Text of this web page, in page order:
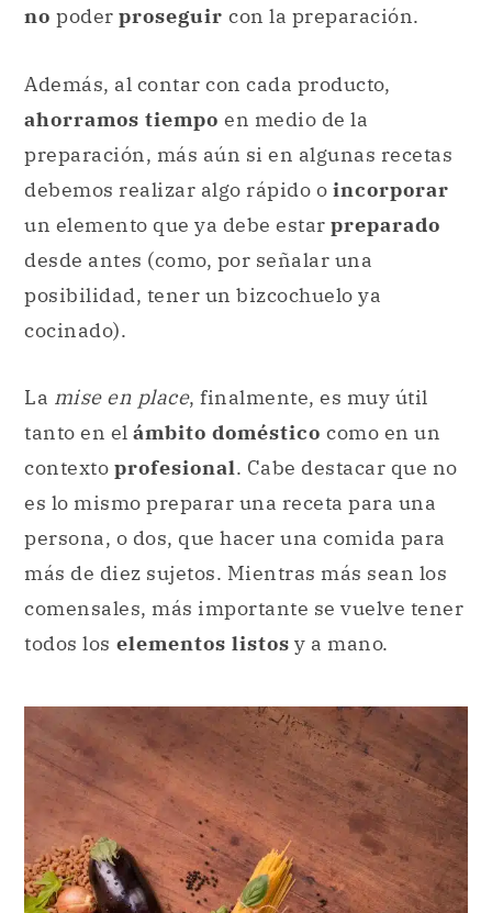
no poder proseguir con la preparación.
Además, al contar con cada producto,
ahorramos tiempo en medio de la
preparación, más aún si en algunas recetas
debemos realizar algo rápido o incorporar
un elemento que ya debe estar preparado
desde antes (como, por señalar una
posibilidad, tener un bizcochuelo ya
cocinado).
La mise en place, finalmente, es muy útil
tanto en el ámbito doméstico como en un
contexto profesional. Cabe destacar que no
es lo mismo preparar una receta para una
persona, o dos, que hacer una comida para
más de diez sujetos. Mientras más sean los
comensales, más importante se vuelve tener
todos los elementos listos y a mano.